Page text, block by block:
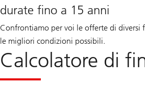
durate fino a 15 anni
Confrontiamo per voi le offerte di diversi
le migliori condizioni possibili.
Calcolatore di